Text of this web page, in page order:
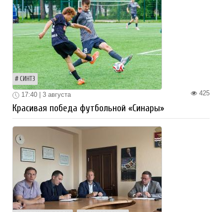
СИНТЗ
425
17:40 | 3 августа
Красивая победа футбольной «Синары»